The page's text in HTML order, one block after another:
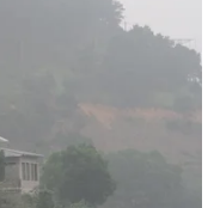
trong những
tái diễn có nguy